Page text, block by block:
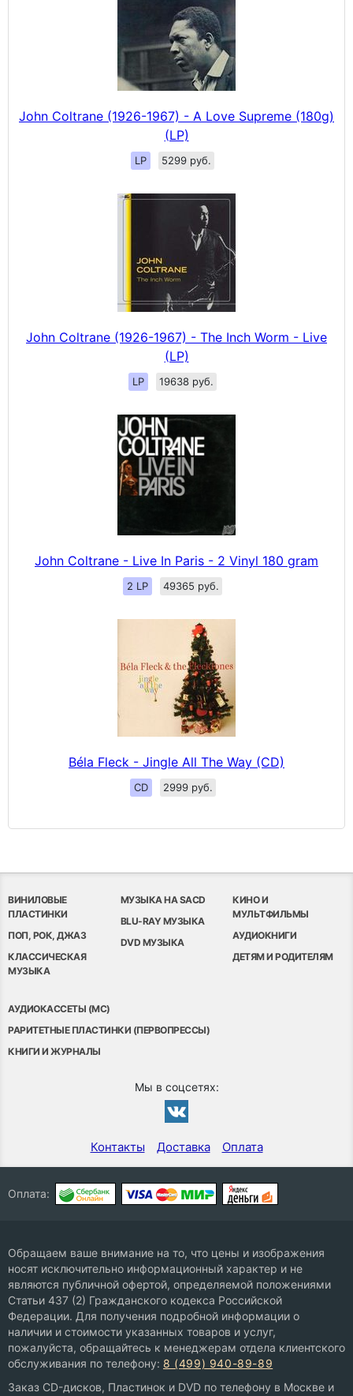
John Coltrane (1926-1967) - A Love Supreme (180g)
(LP)
LP 5299 руб.
John Coltrane (1926-1967) - The Inch Worm - Live
(LP)
LP 19638 руб.
John Coltrane - Live In Paris - 2 Vinyl 180 gram
2 LP 49365 руб.
Béla Fleck - Jingle All The Way (CD)
CD 2999 руб.
ВИНИЛОВЫЕ
ПЛАСТИНКИ
ПОП, РОК, ДЖАЗ
КЛАССИЧЕСКАЯ
МУЗЫКА
МУЗЫКА НА SACD
BLU-RAY МУЗЫКА
DVD МУЗЫКА
КИНО И
МУЛЬТФИЛЬМЫ
АУДИОКНИГИ
ДЕТЯМ И РОДИТЕЛЯМ
АУДИОКАССЕТЫ (MC)
РАРИТЕТНЫЕ ПЛАСТИНКИ (ПЕРВОПРЕССЫ)
КНИГИ И ЖУРНАЛЫ
Мы в соцсетях:
Контакты Доставка Оплата
Оплата:
Обращаем ваше внимание на то, что цены и изображения
носят исключительно информационный характер и не
являются публичной офертой, определяемой положениями
Статьи 437 (2) Гражданского кодекса Российской
Федерации. Для получения подробной информации о
наличии и стоимости указанных товаров и услуг,
пожалуйста, обращайтесь к менеджерам отдела клиентского
обслуживания по телефону: 8 (499) 940-89-89
Заказ CD-дисков, Пластинок и DVD по телефону в Москве и